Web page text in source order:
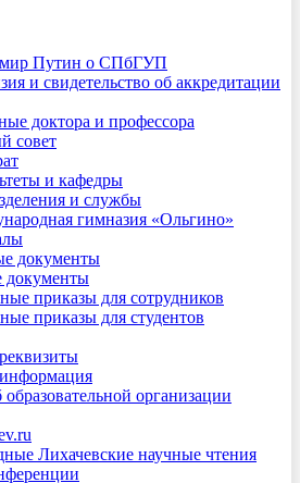
Путин о СПбГУП
и свидетельство об аккредитации
доктора и профессора
совет
и кафедры
и службы
гимназия «Ольгино»
документы
документы
приказы для сотрудников
приказы для студентов
организации
Лихачевские научные чтения